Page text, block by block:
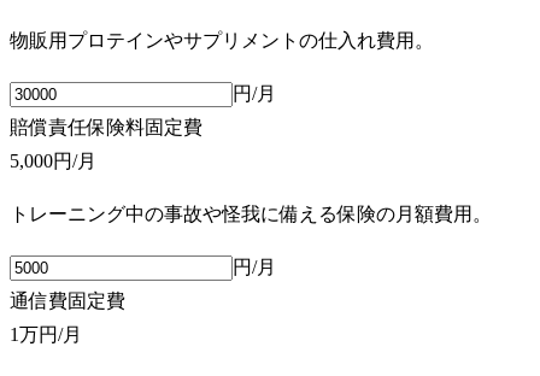
物販用プロテインやサプリメントの仕入れ費用。
円/月
賠償責任保険料固定費
5,000円/月
トレーニング中の事故や怪我に備える保険の月額費用。
円/月
通信費固定費
1万円/月